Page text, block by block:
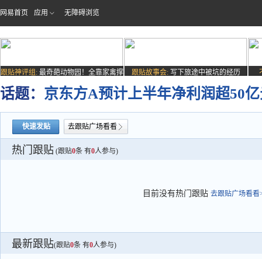
网易首页 应用 无障碍浏览
跟贴神评组: 最奇葩动物园！全靠家禽撑
场子
跟贴故事会: 写下旅途中被坑的经历
话题： 京东方A预计上半年净利润超50
快速发贴 去跟贴广场看看
热门跟贴 (跟贴0条 有0人参与)
目前没有热门跟贴 去跟贴广场看看
最新跟贴(跟贴0条 有0人参与)